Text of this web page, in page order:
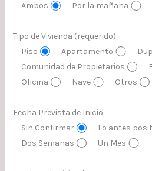
Ambos
Por la mañana
Tipo de Vivienda (requerido)
Piso
Apartamento
Comunidad de Propietarios
Oficina
Nave Otros
Fecha Prevista de Inicio
Sin Confirmar
Lo antes
Dos Semanas
Un Mes